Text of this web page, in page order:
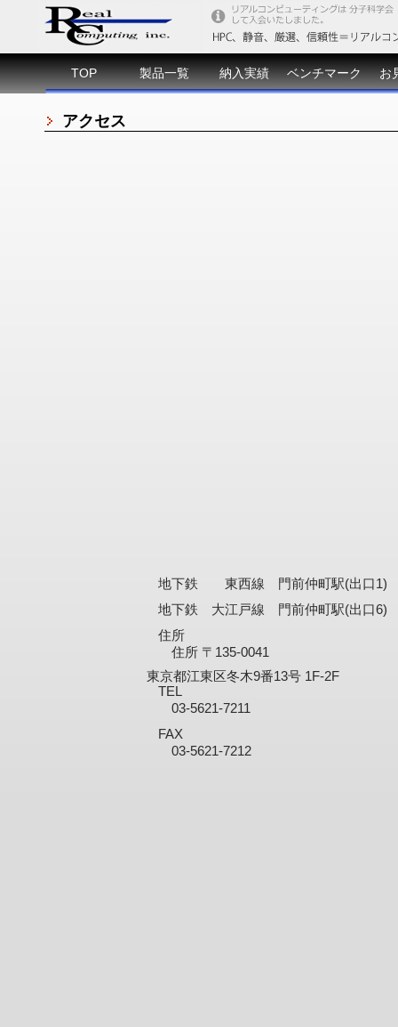
TOP 製品一覧 納入実績 ベンチマーク お
アクセス
地下鉄 東西線 門前仲町駅(出口1)
地下鉄 大江戸線 門前仲町駅(出口6)
住所
住所 〒135-0041
東京都江東区冬木9番13号 1F-2F
TEL
03-5621-7211
FAX
03-5621-7212